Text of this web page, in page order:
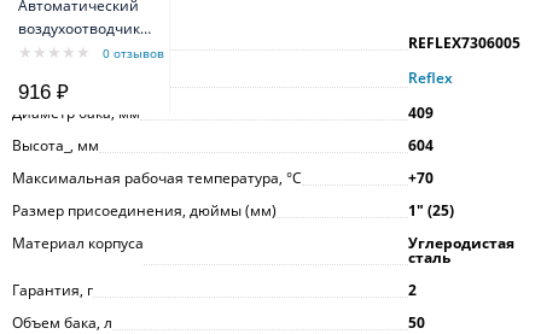
Автоматический
воздухоотводчик
STOUT SVS-0011-
подключение,
наружная резьба
1/2", латунь
0 отзывов
916 ₽
Артикул
REFLEX7306005
Reflex
Диаметр бака, мм
409
Высота_, мм
604
Максимальная рабочая температура, °С
+70
Размер присоединения, дюймы (мм)
1ʺ (25)
Материал корпуса
Углеродистая
сталь
Гарантия, г
2
Объем бака, л
50